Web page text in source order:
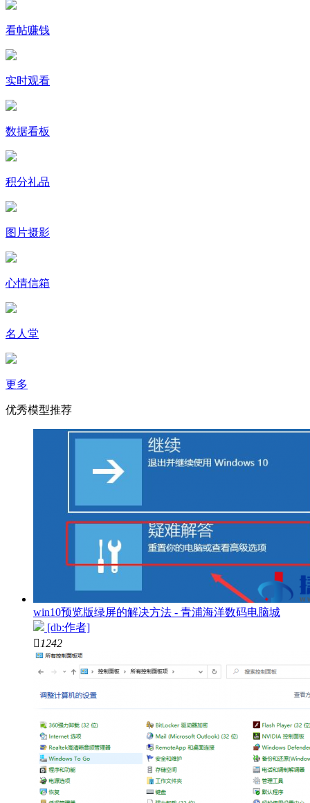
看帖赚钱
实时观看
数据看板
积分礼品
图片摄影
心情信箱
名人堂
更多
优秀模型推荐
win10预览版绿屏的解决方法 - 青浦海洋数码电脑城
[db:作者]
 1242